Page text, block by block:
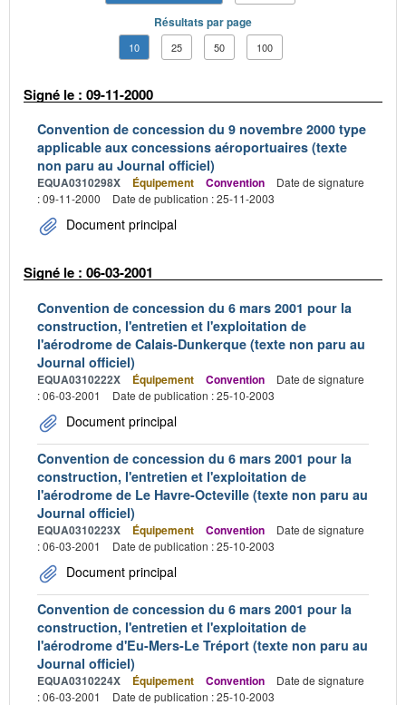
Résultats par page
10 25 50 100
Signé le : 09-11-2000
Convention de concession du 9 novembre 2000 type
applicable aux concessions aéroportuaires (texte
non paru au Journal officiel)
EQUA0310298X Équipement Convention
Date de signature
: 09-11-2000
Date de publication : 25-11-2003
Document principal
Signé le : 06-03-2001
Convention de concession du 6 mars 2001 pour la
construction, l'entretien et l'exploitation de
l'aérodrome de Calais-Dunkerque (texte non paru au
Journal officiel)
EQUA0310222X Équipement Convention
Date de signature
: 06-03-2001
Date de publication : 25-10-2003
Document principal
Convention de concession du 6 mars 2001 pour la
construction, l'entretien et l'exploitation de
l'aérodrome de Le Havre-Octeville (texte non paru au
Journal officiel)
EQUA0310223X Équipement Convention
Date de signature
: 06-03-2001
Date de publication : 25-10-2003
Document principal
Convention de concession du 6 mars 2001 pour la
construction, l'entretien et l'exploitation de
l'aérodrome d'Eu-Mers-Le Tréport (texte non paru au
Journal officiel)
EQUA0310224X Équipement Convention
Date de signature
: 06-03-2001
Date de publication : 25-10-2003